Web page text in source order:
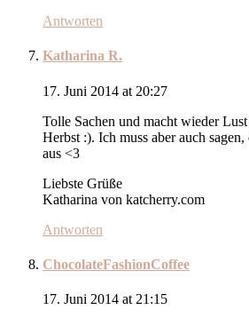
Antworten
Katharina R.
17. Juni 2014 at 20:27
Tolle Sachen und macht wieder
Herbst :). Ich muss aber auch
aus <3
Liebste Grüße
Katharina von katcherry.com
Antworten
ChocolateFashionCoffee
17. Juni 2014 at 21:15